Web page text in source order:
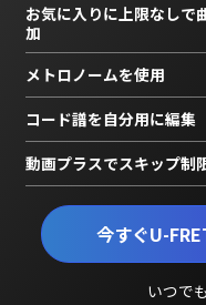
今すぐU-
いつで
お気に入りに上限なしで
加
メトロノームを使用
コード譜を自分用に編集
動画プラスでスキップ制